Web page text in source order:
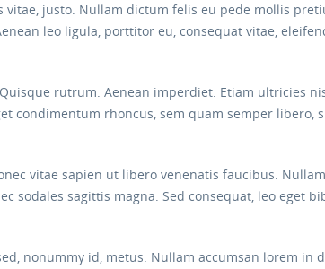
justo. Nullam dictum felis eu pede mollis
leo ligula, porttitor eu, consequat vitae,
rutrum. Aenean imperdiet. Etiam ultricies
condimentum rhoncus, sem quam semper
vitae sapien ut libero venenatis faucibus.
sodales sagittis magna. Sed consequat, leo eget
nonummy id, metus. Nullam accumsan lorem